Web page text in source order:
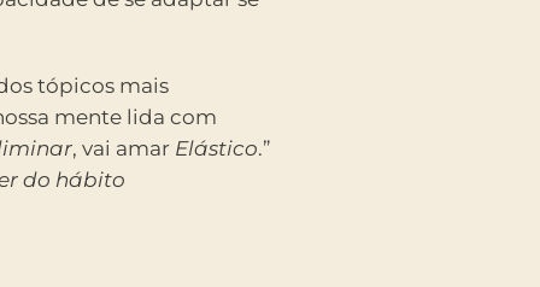
tópicos mais
mente lida com
, vai amar Elástico.”
do hábito